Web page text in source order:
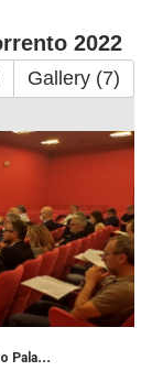
2022
Gallery (7)
Pala...